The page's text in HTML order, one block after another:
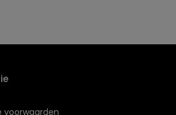
voorwaarden